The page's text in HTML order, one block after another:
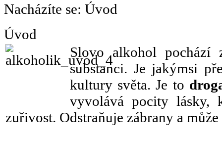
Nacházíte se: Úvod
Úvod
Slovo alkohol pochází
substanci. Je jakýmsi
kultury světa. Je to
vyvolává pocity lásky,
zuřivost. Odstraňuje zábrany a